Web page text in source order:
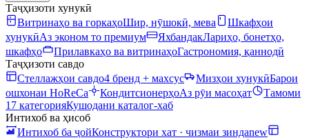
Таҷҳизоти хунукӣ
Витринаҳо ва горкаҳоШир, нӯшокӣ, мева
Шкафҳои
хунукӣАз эконом то премиум ЯхбандакЛариҳо, бонетҳо,
шкафҳо
Прилавкаҳо ва витринаҳоГастрономия, қаннодӣ
Таҷҳизоти савдо
Стеллажҳои савдо4 бренд + махсус Мизҳои хунукӣБарои
ошхонаи HoReCa
КондитсионерҳоАз рӯи масоҳат
Тамоми
17 категорияКушодани каталог-хаб
Интихоб ва ҳисоб
Интихоб ба ҷойКонструктори хат · чизмаи зиндаnew